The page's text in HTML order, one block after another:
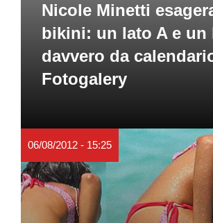
Nicole Minetti
bikini: un lato A e un
davvero da
Fotogalery
06/08/2012 - 15:25